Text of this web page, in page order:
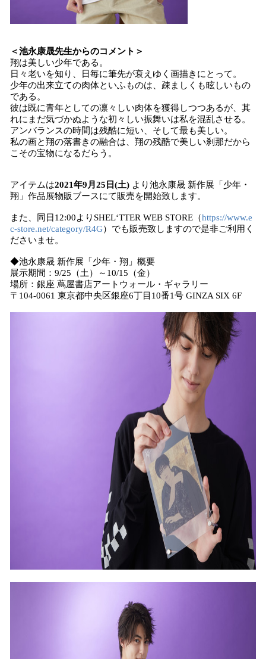
＜池永康晟先生からのコメント＞
翔は美しい少年である。
日々老いを知り、日毎に筆先が衰えゆく画描きにとって。
少年の出来立ての肉体といふものは、疎ましくも眩しいもの
である。
彼は既に青年としての凛々しい肉体を獲得しつつあるが、其
れにまだ気づかぬような初々しい振舞いは私を混乱させる。
アンバランスの時間は残酷に短い、そして最も美しい。
私の画と翔の落書きの融合は、翔の残酷で美しい刹那だから
こその宝物になるだらう。
アイテムは2021年9月25日(土) より池永康晟 新作展「少年・
翔」作品展物販ブースにて販売を開始致します。
また、同日12:00よりSHEL‘TTER WEB STORE（https://www.e
c-store.net/category/R4G）でも販売致しますので是非ご利用く
ださいませ。
◆池永康晟 新作展「少年・翔」概要
展示期間：9/25（土）～10/15（金）
場所：銀座 蔦屋書店アートウォール・ギャラリー
〒104-0061 東京都中央区銀座6丁目10番1号 GINZA SIX 6F